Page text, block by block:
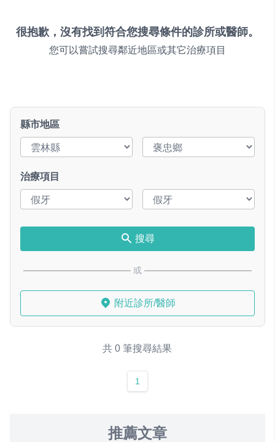
很抱歉，沒有找到符合您搜尋條件的診所或醫師。
您可以嘗試搜尋鄰近地區或其它治療項目
縣市地區
治療項目
搜尋
或
附近診所/醫師
共 0 筆搜尋結果
1
推薦文章